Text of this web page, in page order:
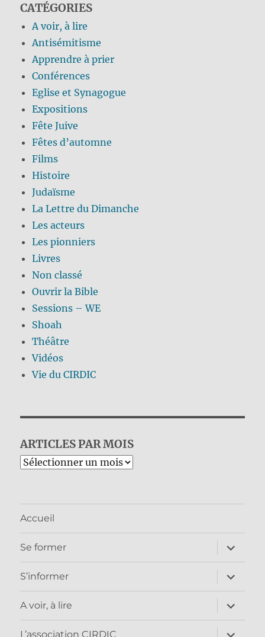
CATÉGORIES
A voir, à lire
Antisémitisme
Apprendre à prier
Conférences
Eglise et Synagogue
Expositions
Fête Juive
Fêtes d’automne
Films
Histoire
Judaïsme
La Lettre du Dimanche
Les acteurs
Les pionniers
Livres
Non classé
Ouvrir la Bible
Sessions – WE
Shoah
Théâtre
Vidéos
Vie du CIRDIC
ARTICLES PAR MOIS
Archives
Accueil
Se former
ouvrir
le
sous-
menu
S’informer
ouvrir
le
sous-
menu
A voir, à lire
ouvrir
le
sous-
menu
L’association CIRDIC
ouvrir